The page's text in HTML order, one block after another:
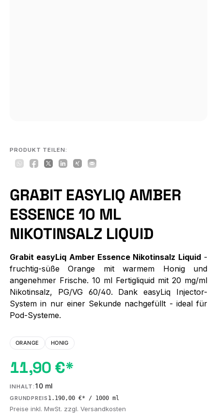
PRODUKT TEILEN:
GRABIT EASYLIQ AMBER
ESSENCE 10 ML
NIKOTINSALZ LIQUID
Grabit easyLiq Amber Essence Nikotinsalz Liquid-
fruchtig-süße Orange mit warmem Honig und
angenehmer Frische. 10 ml Fertigliquid mit 20 mg/ml
Nikotinsalz, PG/VG 60/40. Dank easyLiq Injector-
System in nur einer Sekunde nachgefüllt - ideal für
Pod-Systeme.
ORANGE HONIG
11,90 €*
INHALT: 10 ml
GRUNDPREIS 1.190,00 €* / 1000 ml
Preise inkl. MwSt. zzgl. Versandkosten